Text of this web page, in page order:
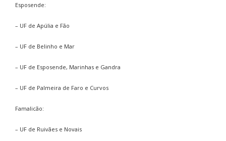
Esposende:
– UF de Apúlia e Fão
– UF de Belinho e Mar
– UF de Esposende, Marinhas e Gandra
– UF de Palmeira de Faro e Curvos
Famalicão:
– UF de Ruivães e Novais